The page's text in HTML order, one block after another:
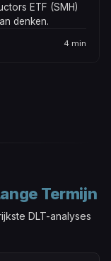
ETF (SMH)
denken.
4 min
Termijn
DLT-analyses